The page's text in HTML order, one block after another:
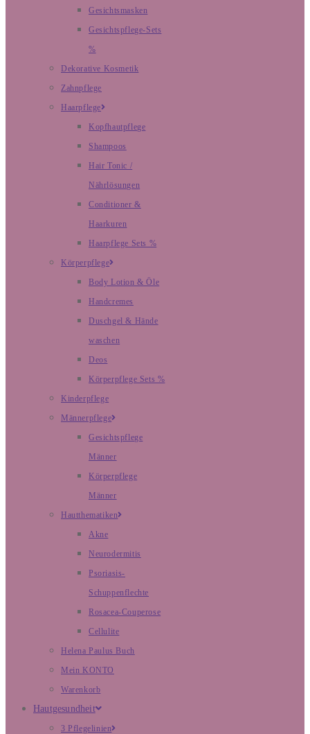
Gesichtsmasken
Gesichtspflege-Sets
%
Dekorative Kosmetik
Zahnpflege
Haarpflege
Kopfhautpflege
Shampoos
Hair Tonic /
Nährlösungen
Conditioner &
Haarkuren
Haarpflege Sets %
Körperpflege
Body Lotion & Öle
Handcremes
Duschgel & Hände
waschen
Deos
Körperpflege Sets %
Kinderpflege
Männerpflege
Gesichtspflege
Männer
Körperpflege
Männer
Hautthematiken
Akne
Neurodermitis
Psoriasis-
Schuppenflechte
Rosacea-Couperose
Cellulite
Helena Paulus Buch
Mein KONTO
Warenkorb
Hautgesundheit
3 Pflegelinien